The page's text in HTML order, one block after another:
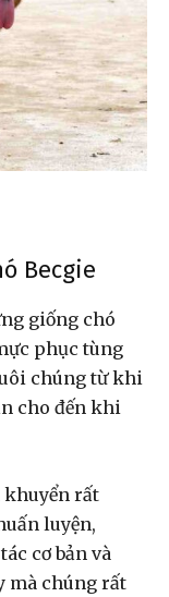
Becgie
giống chó
phục tùng
chúng từ khi
cho đến khi
khuyển rất
luyện,
cơ bản và
mà chúng rất